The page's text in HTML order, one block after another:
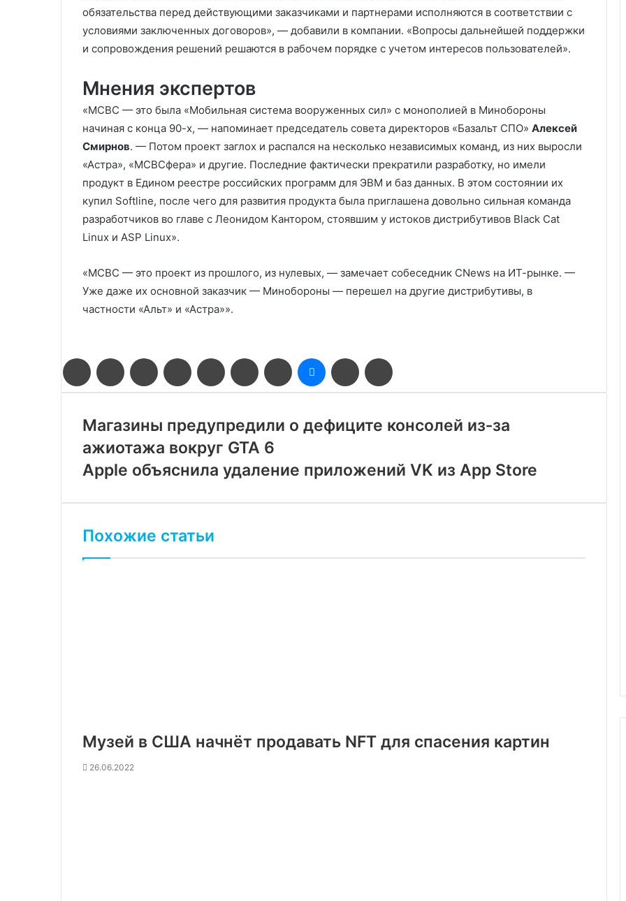
обязательства перед действующими заказчиками и партнерами исполняются в соответствии с
условиями заключенных договоров», — добавили в компании. «Вопросы дальнейшей поддержки
и сопровождения решений решаются в рабочем порядке с учетом интересов пользователей».
Мнения экспертов
«МСВС — это была «Мобильная система вооруженных сил» с монополией в Минобороны
начиная с конца 90-х, — напоминает председатель совета директоров «Базальт СПО» Алексей
Смирнов. — Потом проект заглох и распался на несколько независимых команд, из них выросли
«Астра», «МСВСфера» и другие. Последние фактически прекратили разработку, но имели
продукт в Едином реестре российских программ для ЭВМ и баз данных. В этом состоянии их
купил Softline, после чего для развития продукта была приглашена довольно сильная команда
разработчиков во главе с Леонидом Кантором, стоявшим у истоков дистрибутивов Black Cat
Linux и ASP Linux».
«МСВС — это проект из прошлого, из нулевых, — замечает собеседник CNews на ИТ-рынке. —
Уже даже их основной заказчик — Минобороны — перешел на другие дистрибутивы, в
частности «Альт» и «Астра»».
FacebookTwitter LinkedIn Pinterest Reddit ВконтактеОдноклассники
MessengerПоделиться
через
электронную
Магазины предупредили о дефиците консолей из‐за
ажиотажа вокруг GTA 6
Apple объяснила удаление приложений VK из App Store
Похожие статьи
Музей в США начнёт продавать NFT для спасения картин
26.06.2022